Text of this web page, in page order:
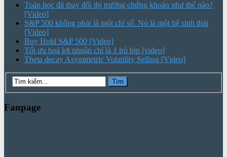
Toán học đã thay đổi thị trường chứng khoán như thế nào?
[Video]
S&P 500 không phải là một chỉ số. Nó là một hệ sinh thái
[Video]
Buy Hold S&P 500 [Video]
Tối ưu hoá lợi nhuận chỉ là 1 trò bịp [video]
Theta decay Asymmetric Volatility Selling [Video]
Fanpage